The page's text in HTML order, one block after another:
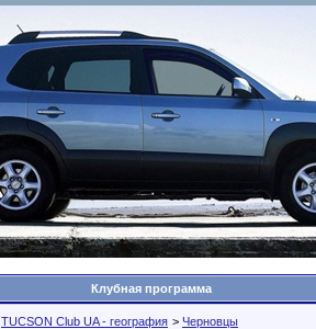
Клубная программа
TUCSON Club UA - география > Черновцы